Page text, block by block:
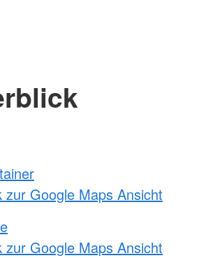
zur Google Maps Ansicht
zur Google Maps Ansicht